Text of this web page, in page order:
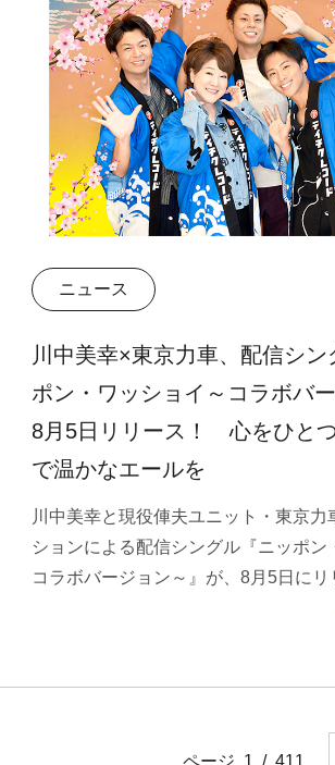
ニュース
川中美幸×東京力車、配信シン
ポン・ワッショイ～コラボバー
8月5日リリース！ 心をひと
で温かなエールを
川中美幸と現役俥夫ユニット・東京力
ションによる配信シングル『ニッポン
コラボバージョン～』が、8月5日に